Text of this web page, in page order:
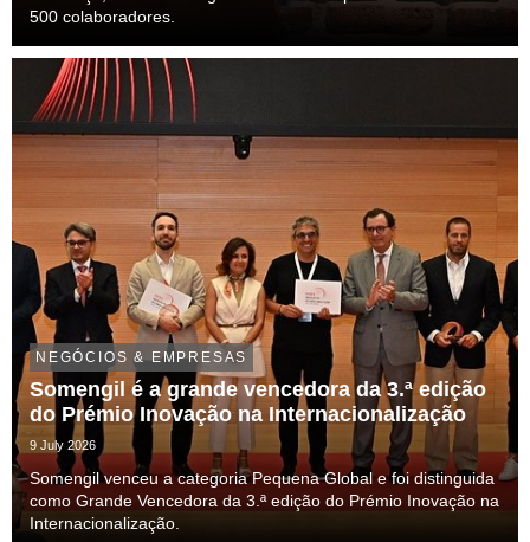
500 colaboradores.
NEGÓCIOS & EMPRESAS
Somengil é a grande vencedora da 3.ª edição
do Prémio Inovação na Internacionalização
9 July 2026
Somengil venceu a categoria Pequena Global e foi distinguida
como Grande Vencedora da 3.ª edição do Prémio Inovação na
Internacionalização.